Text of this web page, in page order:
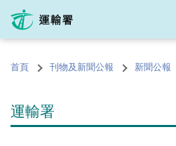
內
的首頁 刊物及新聞公報 新聞公報
運輸署